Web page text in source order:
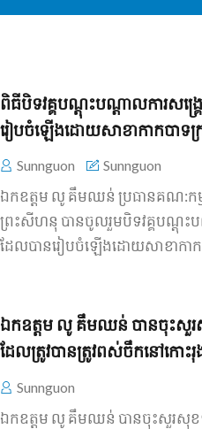
ពិធីបិទ​វគ្គ​បណ្ដុះបណ្ដាល​ការសង្
រៀបចំ​ឡើង​ដោយ​សាខា​កាកបាទ
Sunnguon Sunnguon
ឯកឧត្តម លូ គឹមឈន់ ប្រធាន​គណ​:​កម្ម
ព្រះសីហនុ បាន​ចូលរួម​បិទ​វគ្គ​បណ្ដុះប
ដែល​បាន​រៀបចំ​ឡើង​ដោយ​សាខា​កា
ឯកឧត្តម លូ គឹមឈន់ បានចុះសួរសុ
ដែលត្រូវបានត្រូវពស់ចឹកនៅកោះរុ
Sunnguon
ឯកឧត្តម លូ គឹមឈន់ បានចុះសួរសុខ